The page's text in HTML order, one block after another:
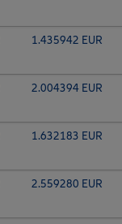
1.435942 EUR
2.004394 EUR
1.632183 EUR
2.559280 EUR